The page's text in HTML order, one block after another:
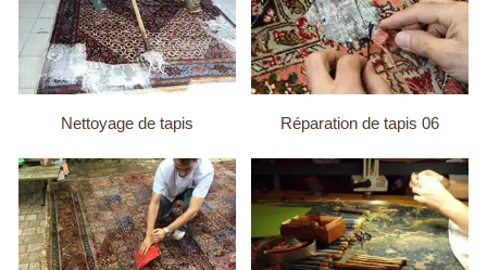
Nettoyage de tapis Réparation de tapis 06